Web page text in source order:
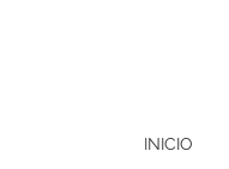
INICIO